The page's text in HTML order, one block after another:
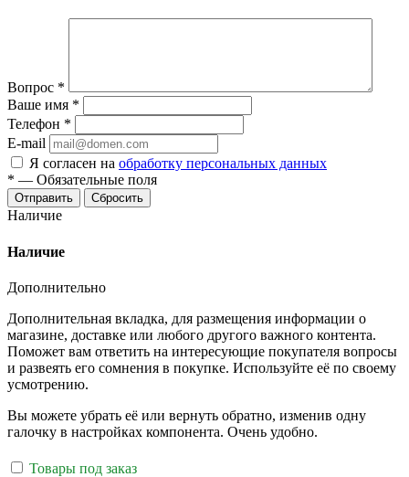
Вопрос *
Ваше имя *
Телефон *
E-mail
Я согласен на обработку персональных данных
* — Обязательные поля
Отправить Сбросить
Наличие
Наличие
Дополнительно
Дополнительная вкладка, для размещения информации о
магазине, доставке или любого другого важного контента.
Поможет вам ответить на интересующие покупателя вопросы
и развеять его сомнения в покупке. Используйте её по своему
усмотрению.
Вы можете убрать её или вернуть обратно, изменив одну
галочку в настройках компонента. Очень удобно.
Товары под заказ